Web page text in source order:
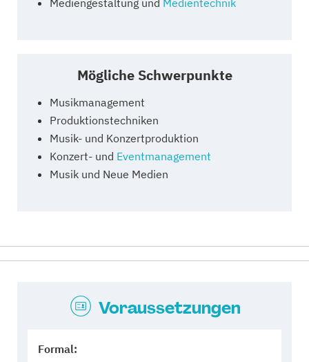
Mediengestaltung und Medientechnik
Mögliche Schwerpunkte
Musikmanagement
Produktionstechniken
Musik- und Konzertproduktion
Konzert- und Eventmanagement
Musik und Neue Medien
Voraussetzungen
Formal: